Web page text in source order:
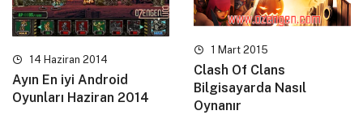
14 Haziran 2014
Ayın En iyi Android
Oyunları Haziran 2014
1 Mart 2015
Clash Of Clans
Bilgisayarda Nasıl
Oynanır